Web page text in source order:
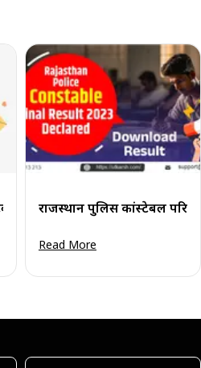
परिणाम 2025 जारी: पीडीएफ
राजस्थान पुलिस कांस्टेबल
Read More